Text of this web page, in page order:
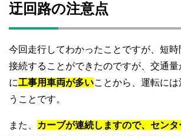
迂回路の注意点
今回走行してわかったことですが、短
接続することができたのですが、交通
に工事用車両が多いことから、運転に
うことです。
また、
カーブが連続しますので、セン